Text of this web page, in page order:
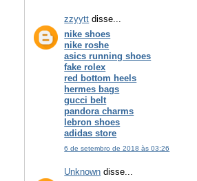
zzyytt disse...
nike shoes
nike roshe
asics running shoes
fake rolex
red bottom heels
hermes bags
gucci belt
pandora charms
lebron shoes
adidas store
6 de setembro de 2018 às 03:26
Unknown disse...